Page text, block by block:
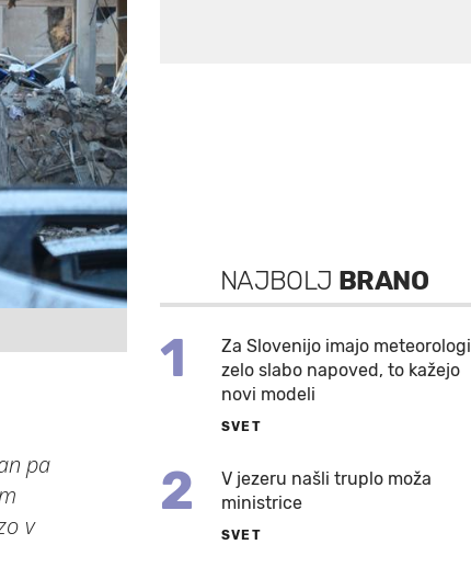
pa
v
NAJBOLJ BRANO
1
Za Slovenijo imajo meteorologi
zelo slabo napoved, to kažejo
novi modeli
SVET
2
V jezeru našli truplo moža
ministrice
SVET